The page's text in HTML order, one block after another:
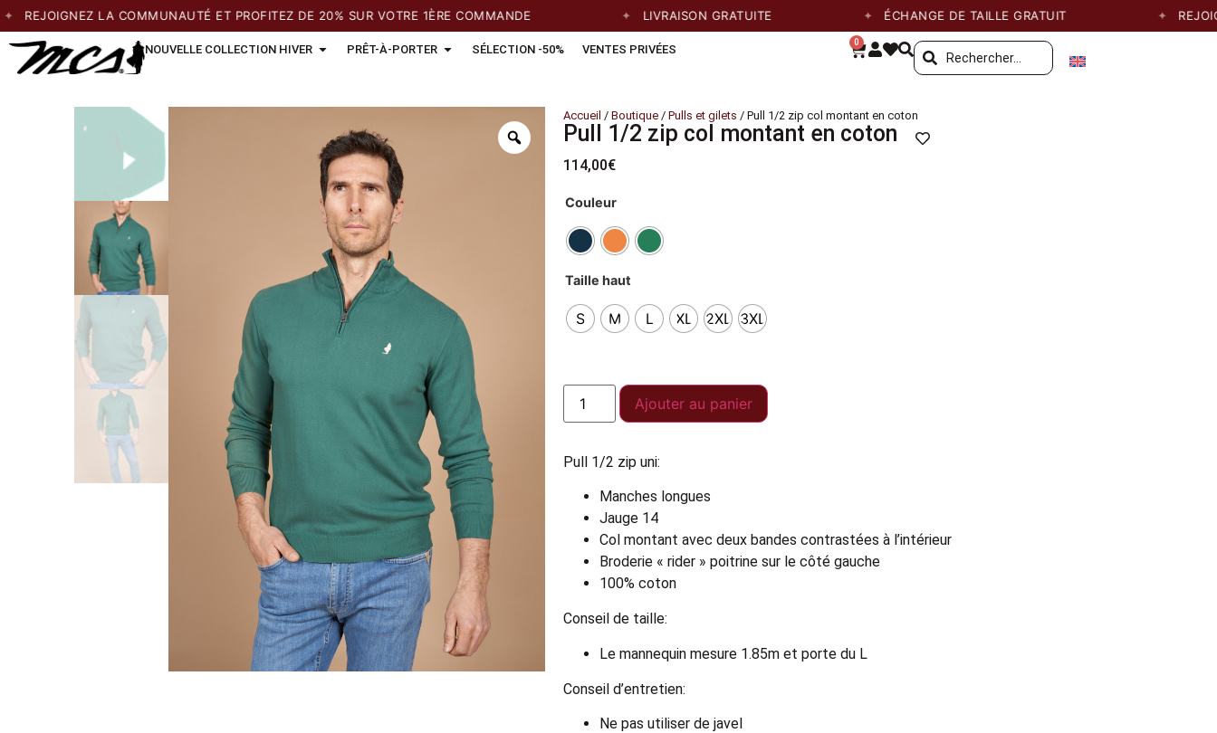
LA COMMUNAUTÉ ET PROFITEZ DE 20% SUR VOTRE 1ÈRE COMMANDE LIVRAISON GRATUITE ÉCHANGE DE TAILLE GRATUIT
NOUVELLE COLLECTION HIVER PRÊT-À-PORTER SÉLECTION -50% VENTES PRIVÉES
0
Accueil / Boutique / Pulls et gilets / Pull 1/2 zip col montant en coton
Pull 1/2 zip col montant en coton
114,00€
Couleur
Taille haut
S M L XL 2XL 3XL
Ajouter au panier
Pull 1/2 zip uni:
Manches longues
Jauge 14
Col montant avec deux bandes contrastées à l’intérieur
Broderie « rider » poitrine sur le côté gauche
100% coton
Conseil de taille:
Le mannequin mesure 1.85m et porte du L
Conseil d’entretien:
Ne pas utiliser de javel